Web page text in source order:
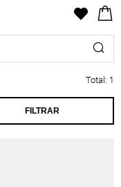
Total: 1
FILTRAR